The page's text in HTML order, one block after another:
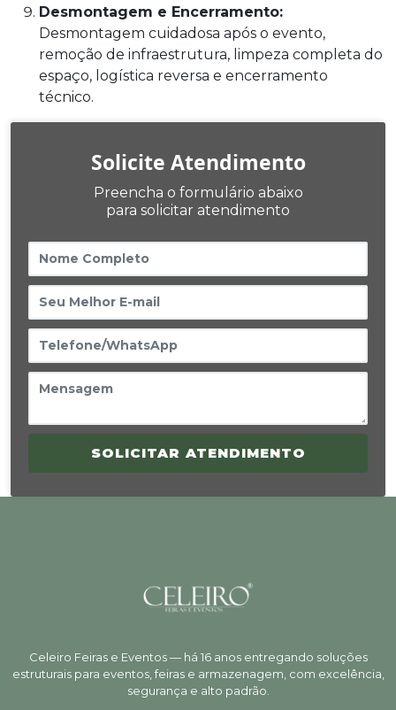
Desmontagem e Encerramento:
Desmontagem cuidadosa após o evento,
remoção de infraestrutura, limpeza completa do
espaço, logística reversa e encerramento
técnico.
Solicite Atendimento
Preencha o formulário abaixo
para solicitar atendimento
SOLICITAR ATENDIMENTO
Celeiro Feiras e Eventos — há 16 anos entregando soluções
estruturais para eventos, feiras e armazenagem, com excelência,
segurança e alto padrão.